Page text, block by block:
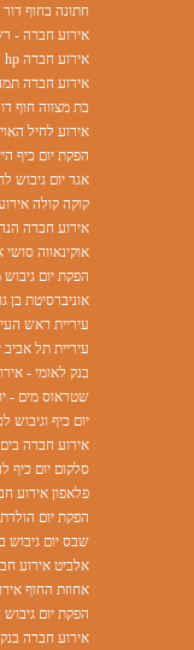
חתונה בחוף דור
אירוע חברה -
אירוע חברה hp
בת מצווה חוף
אירוע לחיל
הפקת יום כיף
אגד יום גיבוש
קוקה קולה
אירוע חברה
הפקת יום
עיריית ראש
בנק לאומי -
יום כיף וגיבוש
אירוע חברה
סלקום יום כיף
פלאפון אירוע
הפקת יום הולדת 50
שבס יום גיבוש
אלביט אירוע
אחוזת החוף
הפקת יום
אירוע חברה